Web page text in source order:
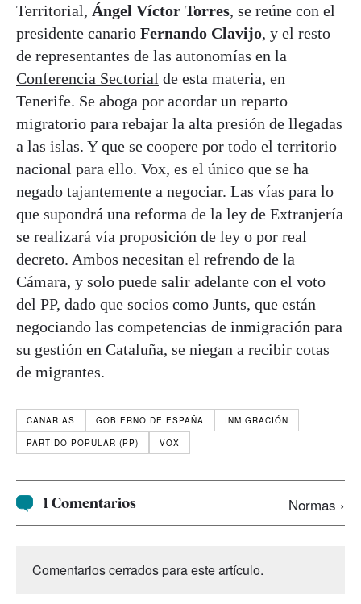
Territorial, Ángel Víctor Torres, se reúne con el
presidente canario Fernando Clavijo, y el resto
de representantes de las autonomías en la
Conferencia Sectorial de esta materia, en
Tenerife. Se aboga por acordar un reparto
migratorio para rebajar la alta presión de llegadas
a las islas. Y que se coopere por todo el territorio
nacional para ello. Vox, es el único que se ha
negado tajantemente a negociar. Las vías para lo
que supondrá una reforma de la ley de Extranjería
se realizará vía proposición de ley o por real
decreto. Ambos necesitan el refrendo de la
Cámara, y solo puede salir adelante con el voto
del PP, dado que socios como Junts, que están
negociando las competencias de inmigración para
su gestión en Cataluña, se niegan a recibir cotas
de migrantes.
CANARIAS GOBIERNO DE ESPAÑA
INMIGRACIÓN
PARTIDO POPULAR (PP)
VOX
1 Comentarios Normas ›
Comentarios cerrados para este artículo.